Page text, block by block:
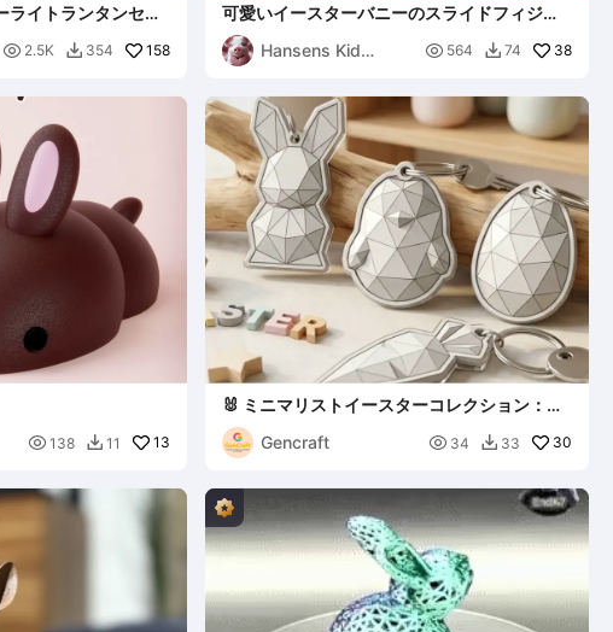
ライトランタンセッ
 2.5K  354 158
可愛いイースターバニーのスライドフィジェ
ット
Hansens Kid
 564  74 38
 138  11 13
🐰 ミニマリストイースターコレクション：ロ
ーポリキーホルダー
Gencraft
 34  33 30